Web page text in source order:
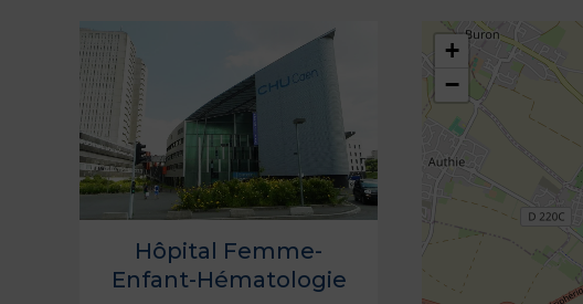
Hôpital Femme-
Enfant-Hématologie
+
−